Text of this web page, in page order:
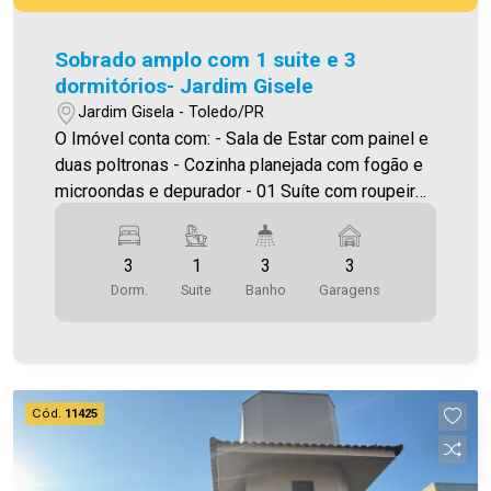
Sobrado amplo com 1 suite e 3
dormitórios- Jardim Gisele
Jardim Gisela - Toledo/PR
O Imóvel conta com: - Sala de Estar com painel e
duas poltronas - Cozinha planejada com fogão e
microondas e depurador - 01 Suíte com roupeiro
sacada - 03 Quartos (sendo um com ar
condicionado) - 03 WC`s (suíte, social e lavabo) -
Área de serviço com tanque - 03 Vaga de
Bem-Estar,Terraço, Quadra poliesportiva,
acadêmica, Salão de Festas, Espaço Gourmet
Quiosque I e II, Pergolado, Lounge, Espaço Kids,
Espaço Games, Mini Cinema, Espaço
3
Dorm.
1
Suite
3
Banho
3
Garagens
Cód. 11425